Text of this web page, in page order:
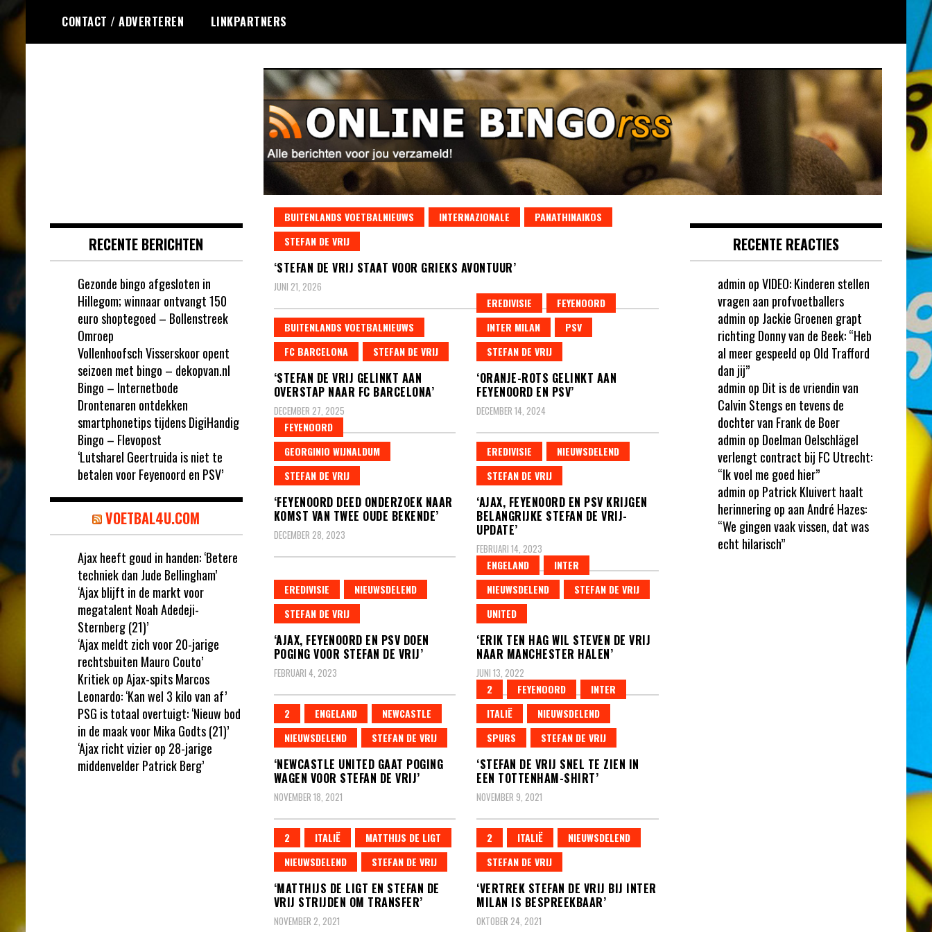
Ga
de
CONTACT / ADVERTEREN LINKPARTNERS
BUITENLANDS VOETBALNIEUWS INTERNAZIONALE
PANATHINAIKOS
STEFAN DE VRIJ
‘STEFAN DE VRIJ STAAT VOOR GRIEKS AVONTUUR’
JUNI 21, 2026
BUITENLANDS VOETBALNIEUWS
FC BARCELONA
STEFAN DE VRIJ
‘STEFAN DE VRIJ GELINKT AAN
OVERSTAP NAAR FC BARCELONA’
DECEMBER 27, 2025
EREDIVISIE
FEYENOORD
INTER MILAN
PSV
STEFAN DE VRIJ
‘ORANJE-ROTS GELINKT AAN
FEYENOORD EN PSV’
DECEMBER 14, 2024
FEYENOORD
GEORGINIO WIJNALDUM
STEFAN DE VRIJ
‘FEYENOORD DEED ONDERZOEK NAAR
KOMST VAN TWEE OUDE BEKENDE’
DECEMBER 28, 2023
EREDIVISIE
NIEUWSDELEND
STEFAN DE VRIJ
‘AJAX, FEYENOORD EN PSV KRIJGEN
BELANGRIJKE STEFAN DE VRIJ-
UPDATE’
FEBRUARI 14, 2023
EREDIVISIE
NIEUWSDELEND
STEFAN DE VRIJ
‘AJAX, FEYENOORD EN PSV DOEN
POGING VOOR STEFAN DE VRIJ’
FEBRUARI 4, 2023
ENGELAND
INTER
NIEUWSDELEND
STEFAN DE VRIJ
UNITED
‘ERIK TEN HAG WIL STEVEN DE VRIJ
NAAR MANCHESTER HALEN’
JUNI 13, 2022
2 ENGELAND
NEWCASTLE
NIEUWSDELEND
STEFAN DE VRIJ
‘NEWCASTLE UNITED GAAT POGING
WAGEN VOOR STEFAN DE VRIJ’
NOVEMBER 18, 2021
2 FEYENOORD
INTER
ITALIË
NIEUWSDELEND
SPURS
STEFAN DE VRIJ
‘STEFAN DE VRIJ SNEL TE ZIEN IN
EEN TOTTENHAM-SHIRT’
NOVEMBER 9, 2021
2 ITALIË
MATTHIJS DE LIGT
NIEUWSDELEND
STEFAN DE VRIJ
‘MATTHIJS DE LIGT EN STEFAN DE
VRIJ STRIJDEN OM TRANSFER’
NOVEMBER 2, 2021
2 ITALIË
NIEUWSDELEND
STEFAN DE VRIJ
‘VERTREK STEFAN DE VRIJ BIJ INTER
MILAN IS BESPREEKBAAR’
OKTOBER 24, 2021
RECENTE BERICHTEN
Gezonde bingo afgesloten in
Hillegom; winnaar ontvangt 150
euro shoptegoed – Bollenstreek
Omroep
Vollenhoofsch Visserskoor opent
seizoen met bingo – dekopvan.nl
Bingo – Internetbode
Drontenaren ontdekken
smartphonetips tijdens DigiHandig
Bingo – Flevopost
‘Lutsharel Geertruida is niet te
betalen voor Feyenoord en PSV’
VOETBAL4U.COM
Ajax heeft goud in handen: ‘Betere
techniek dan Jude Bellingham’
‘Ajax blijft in de markt voor
megatalent Noah Adedeji-
Sternberg (21)’
‘Ajax meldt zich voor 20-jarige
rechtsbuiten Mauro Couto’
Kritiek op Ajax-spits Marcos
Leonardo: ‘Kan wel 3 kilo van af’
PSG is totaal overtuigt: ‘Nieuw bod
in de maak voor Mika Godts (21)’
‘Ajax richt vizier op 28-jarige
middenvelder Patrick Berg’
RECENTE REACTIES
admin opVIDEO: Kinderen stellen
vragen aan profvoetballers
admin op Jackie Groenen grapt
richting Donny van de Beek: “Heb
al meer gespeeld op Old Trafford
dan jij”
admin op Dit is de vriendin van
Calvin Stengs en tevens de
dochter van Frank de Boer
admin op Doelman Oelschlägel
verlengt contract bij FC Utrecht:
“Ik voel me goed hier”
admin op Patrick Kluivert haalt
herinnering op aan André Hazes:
“We gingen vaak vissen, dat was
echt hilarisch”